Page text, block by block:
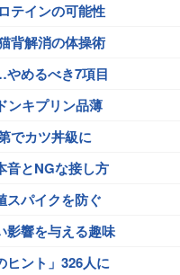
テインの可能性
背解消の体操術
めるべき7項目
ンキプリン品薄
でカツ丼級に
音とNGな接し方
スパイクを防ぐ
影響を与える趣味
ヒント」326人に